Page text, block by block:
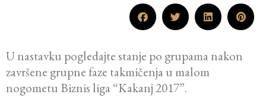
U nastavku pogledajte stanje po grupama nakon
završene grupne faze takmičenja u malom
nogometu Biznis liga “Kakanj 2017”.